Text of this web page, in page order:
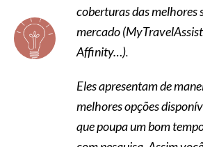
coberturas das melhores
mercado
Affinity…)
Eles apresentam de
melhores opções
que poupa um bom